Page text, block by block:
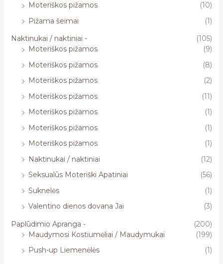
Moteriškos pižamos
(10)
Pižama šeimai
(1)
Naktinukai / naktiniai -
(105)
Moteriškos pižamos
(9)
Moteriškos pižamos
(8)
Moteriškos pižamos
(2)
Moteriškos pižamos
(11)
Moteriškos pižamos
(1)
Moteriškos pižamos
(1)
Moteriškos pižamos
(1)
Naktinukai / naktiniai
(12)
Seksualūs Moteriški Apatiniai
(56)
Suknelės
(1)
Valentino dienos dovana Jai
(3)
Paplūdimio Apranga -
(200)
Maudymosi Kostiumėliai / Maudymukai
(199)
Push-up Liemenėlės
(1)